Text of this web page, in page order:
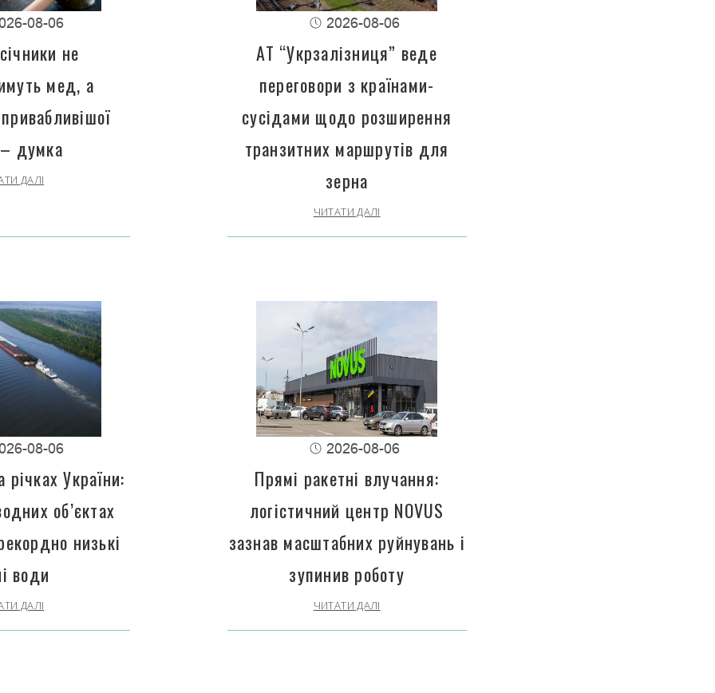
08-06
не
мед, а
думка
ДАЛІ
2026-08-06
АТ “Укрзалізниця” веде
переговори з країнами-
сусідами щодо розширення
транзитних маршрутів для
зерна
ЧИТАТИ ДАЛІ
08-06
України:
об’єктах
низькі
води
ДАЛІ
2026-08-06
Прямі ракетні влучання:
логістичний центр NOVUS
зазнав масштабних руйнувань і
зупинив роботу
ЧИТАТИ ДАЛІ